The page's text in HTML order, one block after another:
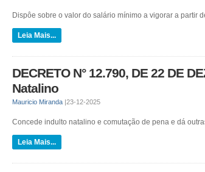
Dispôe sobre o valor do salário mínimo a vigorar a partir
Leia Mais...
DECRETO N° 12.790, DE 22 DE
Natalino
Mauricio Miranda |23-12-2025
Concede indulto natalino e comutação de pena e dá
Leia Mais...